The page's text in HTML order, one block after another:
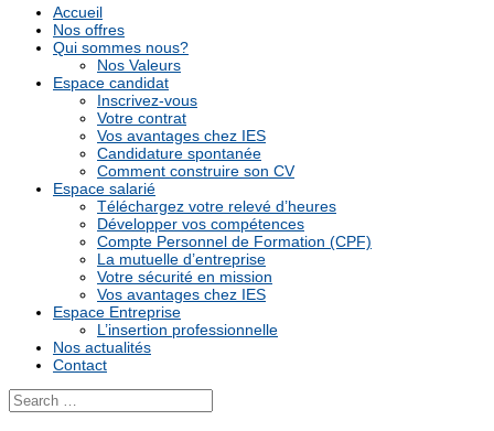
Accueil
Nos offres
Qui sommes nous?
Nos Valeurs
Espace candidat
Inscrivez-vous
Votre contrat
Vos avantages chez IES
Candidature spontanée
Comment construire son CV
Espace salarié
Téléchargez votre relevé d’heures
Développer vos compétences
Compte Personnel de Formation (CPF)
La mutuelle d’entreprise
Votre sécurité en mission
Vos avantages chez IES
Espace Entreprise
L’insertion professionnelle
Nos actualités
Contact